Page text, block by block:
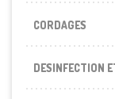
CORDAGES
DESINFECTION